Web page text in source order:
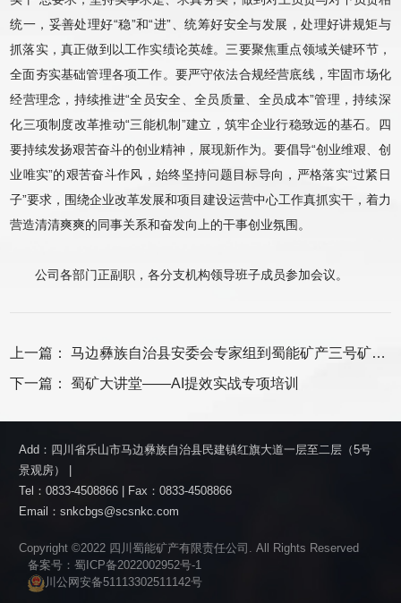
统一，妥善处理好“稳”和“进”、统筹好安全与发展，处理好讲规矩与
抓落实，真正做到以工作实绩论英雄。三要聚焦重点领域关键环节，
全面夯实基础管理各项工作。要严守依法合规经营底线，牢固市场化
经营理念，持续推进“全员安全、全员质量、全员成本”管理，持续深
化三项制度改革推动“三能机制”建立，筑牢企业行稳致远的基石。四
要持续发扬艰苦奋斗的创业精神，展现新作为。要倡导“创业维艰、创
业唯实”的艰苦奋斗作风，始终坚持问题目标导向，严格落实“过紧日
子”要求，围绕企业改革发展和项目建设运营中心工作真抓实干，着力
营造清清爽爽的同事关系和奋发向上的干事创业氛围。
公司各部门正副职，各分支机构领导班子成员参加会议。
上一篇：
马边彝族自治县安委会专家组到蜀能矿产三号矿山开展安全风险隐患大排查大整治工作
下一篇：
蜀矿大讲堂——AI提效实战专项培训
Add：四川省乐山市马边彝族自治县民建镇红旗大道一层至二层（5号
景观房） |
Tel：0833-4508866 | Fax：0833-4508866
Email：snkcbgs@scsnkc.com
Copyright ©2022 四川蜀能矿产有限责任公司. All Rights Reserved
备案号：蜀ICP备2022002952号-1
川公网安备51113302511142号